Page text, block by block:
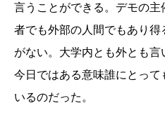
言うことができる。デモの
者でも外部の人間でもあり
がない。大学内とも外とも言
今日ではある意味誰にとっ
いるのだった。